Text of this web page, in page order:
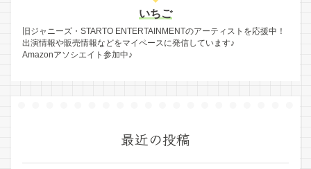
いちご
旧ジャニーズ・STARTO ENTERTAINMENTのアーティストを応援中！
出演情報や販売情報などをマイペースに発信しています♪
Amazonアソシエイト参加中♪
最近の投稿